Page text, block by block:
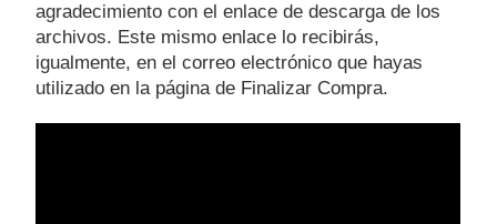
agradecimiento con el enlace de descarga de los
archivos. Este mismo enlace lo recibirás,
igualmente, en el correo electrónico que hayas
utilizado en la página de Finalizar Compra.